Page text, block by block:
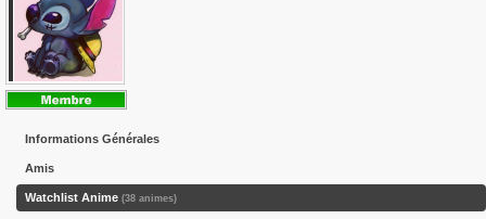
Informations Générales
Amis
Watchlist Anime (38 animes)